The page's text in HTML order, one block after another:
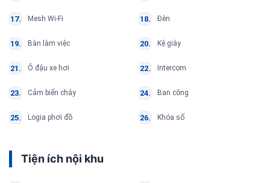
Mesh Wi-Fi Đèn
Bàn làm việc Kệ giày
Ô đậu xe hơi Intercom
Cảm biến cháy Ban công
Logia phơi đồ Khóa số
Tiện ích nội khu